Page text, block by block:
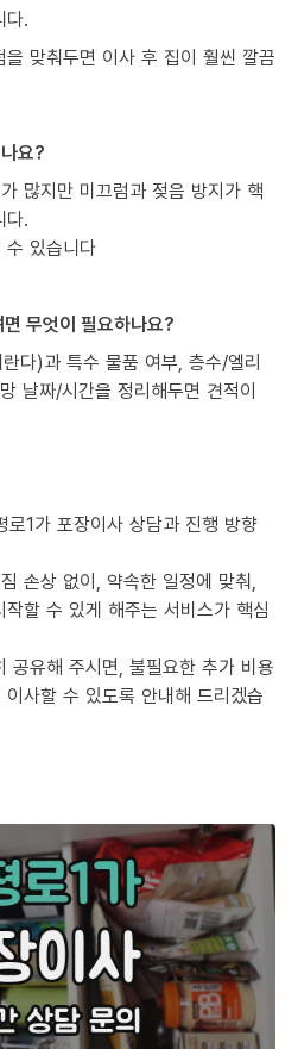
다.
맞춰두면 이사 후 집이 훨씬 깔끔
요?
많지만 미끄럼과 젖음 방지가 핵
다.
수 있습니다
무엇이 필요하나요?
다)과 특수 물품 여부, 층수/엘리
날짜/시간을 정리해두면 견적이
로1가 포장이사 상담과 진행 방향
손상 없이, 약속한 일정에 맞춰,
할 수 있게 해주는 서비스가 핵심
공유해 주시면, 불필요한 추가 비용
사할 수 있도록 안내해 드리겠습